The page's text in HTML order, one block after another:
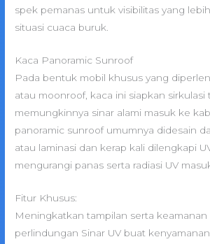
spek pemanas untuk visibilitas yang
situasi cuaca buruk.
Kaca Panoramic Sunroof
Pada bentuk mobil khusus yang
atau moonroof, kaca ini siapkan sirkulasi
memungkinnya sinar alami masuk ke
panoramic sunroof umumnya didesain
atau laminasi dan kerap kali dilengkapi
mengurangi panas serta radiasi UV
Fitur Khusus:
Meningkatkan tampilan serta keamanan
perlindungan Sinar UV buat